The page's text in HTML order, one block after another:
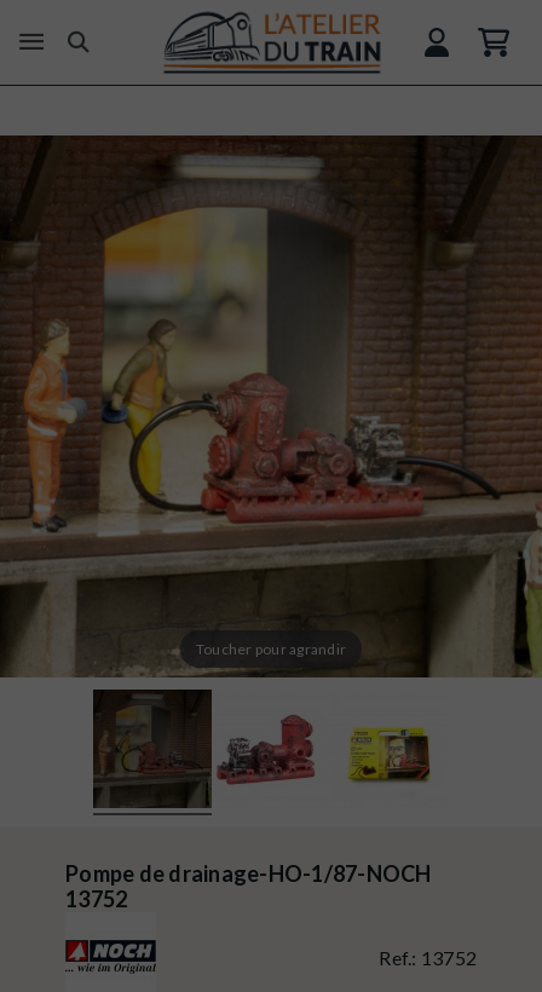
Toucher pour agrandir
Pompe de drainage-HO-1/87-NOCH
13752
Ref.: 13752